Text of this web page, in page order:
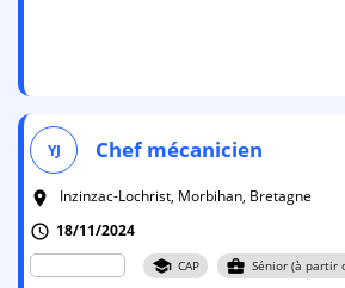
YJ Chef mécanicien
room
Inzinzac-Lochrist, Morbihan, Bretagne
schedule 18/11/2024
school CAP business_center Sénior (à partir